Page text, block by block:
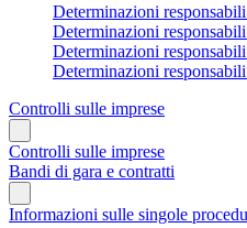
Determinazioni
Determinazioni
Determinazioni
Determinazioni
Controlli sulle imprese
Controlli sulle imprese
Bandi di gara e contratti
Informazioni sulle singole